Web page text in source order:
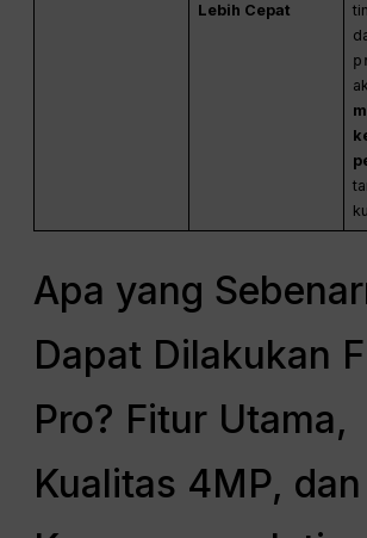
Lebih Cepat
Apa yang
Dapat Dilakukan
Pro? Fitur Utama,
Kualitas 4MP, dan